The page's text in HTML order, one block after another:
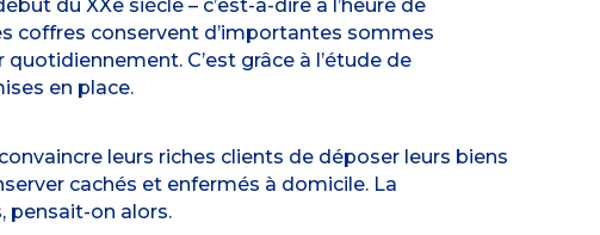
du XXe siècle – c’est-à-dire à l’heure de
coffres conservent d’importantes sommes
C’est grâce à l’étude de
en place.
leurs riches clients de déposer leurs biens
cachés et enfermés à domicile. La
pensait-on alors.